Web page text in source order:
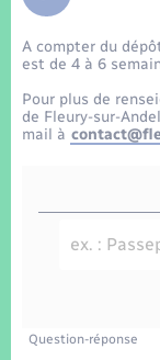
Etat-civil -
Mariage –
Parrainage
Logement -
Nouvel
Transports
Travaux -
public
Compétences
Plan interactif
La
A compter du
est de 4 à 6
Pour plus de
de Fleury-sur-
mail à
Question-réponse